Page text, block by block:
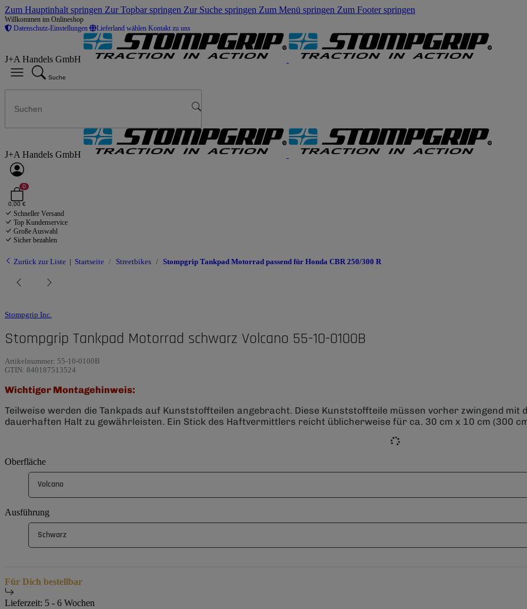
Zum Hauptinhalt springen Zur Topbar springen Zur Suche springen Zum Menü springen Zum Footer springen
Willkommen im Onlineshop
Datenschutz-Einstellungen
Lieferland wählen Kontakt zu uns
J+A Handels GmbH
Suche
J+A Handels GmbH
0
0,00 €
Schneller Versand
Top Kundenservice
Große Auswahl
Sicher bezahlen
Zurück zur Liste Startseite Streetbikes Stompgrip Tankpad Motorrad passend für Honda CBR 250/300 R
Stompgrip Inc.
Stompgrip Tankpad Motorrad schwarz Volcano 55-10-0100B
Artikelnummer: 55-10-0100B
GTIN: 840187513524
Wichtiger Montagehinweis:
Teilweise werden die Tankpads auf Kunststoffteilen angebracht. Diese Kunststoffteile müssen vorher zwingend
dauerhaften Halt zu gewährleisten. Ein Stick des Haftvermittlers reicht üblicherweise für ca. 30 cm x 10 cm (300
Oberfläche
Volcano
Ausführung
Schwarz
Für Dich bestellbar
Lieferzeit: 5 - 6 Wochen